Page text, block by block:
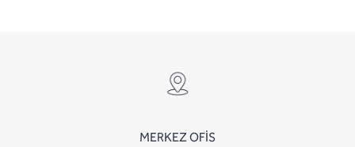
MERKEZ OFİS